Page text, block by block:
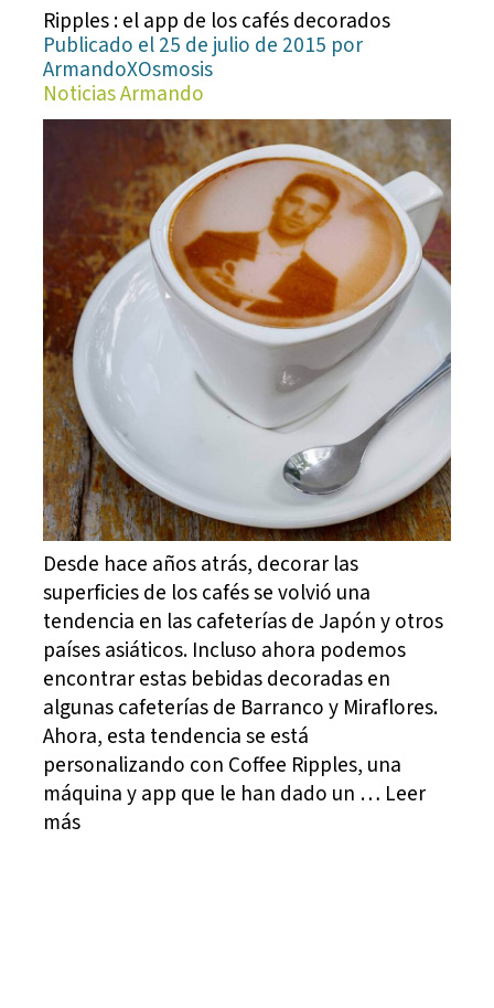
Ripples : el app de los cafés decorados
Publicado el 25 de julio de 2015 por
ArmandoXOsmosis
Noticias Armando
Desde hace años atrás, decorar las
superficies de los cafés se volvió una
tendencia en las cafeterías de Japón y otros
países asiáticos. Incluso ahora podemos
encontrar estas bebidas decoradas en
algunas cafeterías de Barranco y Miraflores.
Ahora, esta tendencia se está
personalizando con Coffee Ripples, una
máquina y app que le han dado un … Leer
más